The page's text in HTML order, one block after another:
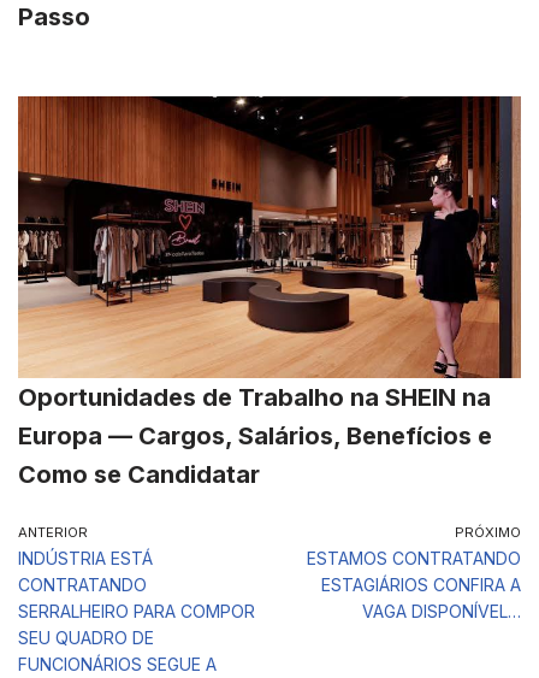
Passo
Oportunidades de Trabalho na SHEIN na
Europa — Cargos, Salários, Benefícios e
Como se Candidatar
ANTERIOR
INDÚSTRIA ESTÁ
CONTRATANDO
SERRALHEIRO PARA COMPOR
SEU QUADRO DE
FUNCIONÁRIOS SEGUE A
PRÓXIMO
ESTAMOS CONTRATANDO
ESTAGIÁRIOS CONFIRA A
VAGA DISPONÍVEL…